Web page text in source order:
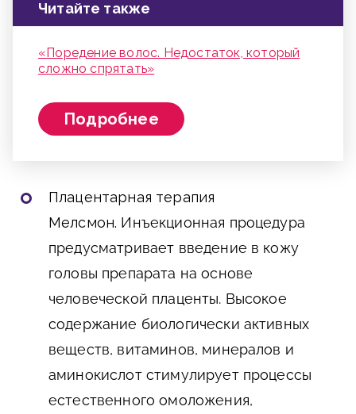
Читайте также
«Поредение волос. Недостаток, который
сложно спрятать»
Подробнее
Плацентарная терапия
Мелсмон. Инъекционная процедура
предусматривает введение в кожу
головы препарата на основе
человеческой плаценты. Высокое
содержание биологически активных
веществ, витаминов, минералов и
аминокислот стимулирует процессы
естественного омоложения,